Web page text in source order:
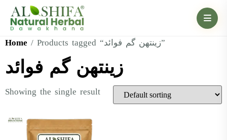
Home / Products tagged “زینتھن گم فوائد”
زینتھن گم فوائد
Showing the single result